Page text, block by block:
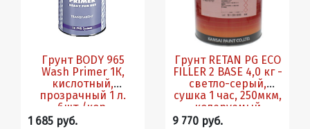
Грунт BODY 965
Wash Primer 1К,
кислотный,
прозрачный 1 л.
6шт./кор.
1 685 руб.
Грунт RETAN PG ECO
FILLER 2 BASE 4,0 кг -
светло-серый,
сушка 1 час, 250мкм,
колеруемый
9 770 руб.